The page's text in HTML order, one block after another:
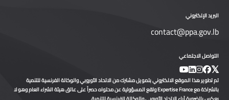
البريد الإلكتروني
contact@ppa.gov.lb
التواصل الاجتماعي
تم تطوير هذا الموقع الالكتروني بتمويل مشترك من الاتحاد الأوروبي والوكالة الفرنسية للتنمية
بالشراكة مع Expertise France وتقع المسؤولية عن محتواه حصراً على عاتق هيئة الشراء العام وهو لا